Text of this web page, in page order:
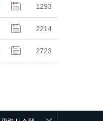
1293
2214
2723